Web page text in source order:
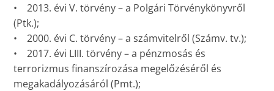
• 2013. évi V. törvény – a Polgári Törvénykönyvről
(Ptk.);
• 2000. évi C. törvény – a számvitelről (Számv. tv.);
• 2017. évi LIII. törvény – a pénzmosás és
terrorizmus finanszírozása megelőzéséről és
megakadályozásáról (Pmt.);